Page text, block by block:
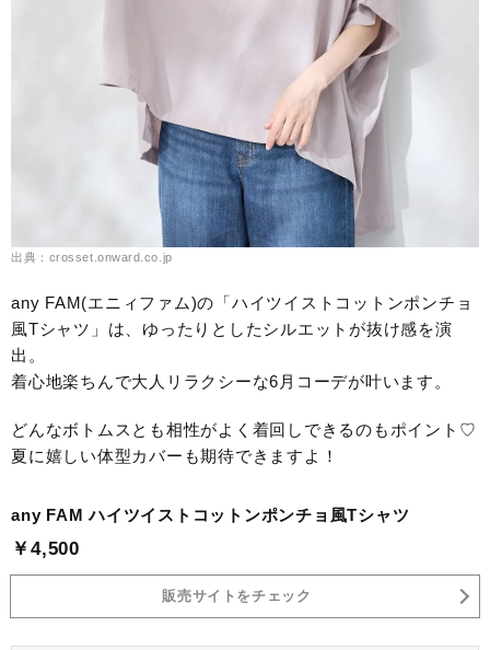
出典：crosset.onward.co.jp
any FAM(エニィファム)の「ハイツイストコットンポンチョ
風Tシャツ」は、ゆったりとしたシルエットが抜け感を演
出。
着心地楽ちんで大人リラクシーな6月コーデが叶います。
どんなボトムスとも相性がよく着回しできるのもポイント♡
夏に嬉しい体型カバーも期待できますよ！
any FAM ハイツイストコットンポンチョ風Tシャツ
￥4,500
販売サイトをチェック